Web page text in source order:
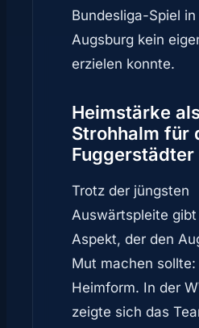
Bundesliga-Spiel
Augsburg kein
erzielen konnte.
Heimstärke
Strohhalm für
Fuggerstädter
Trotz der jüngsten
Auswärtspleite gibt
Aspekt, der den
Mut machen sollte:
Heimform. In der
zeigte sich das